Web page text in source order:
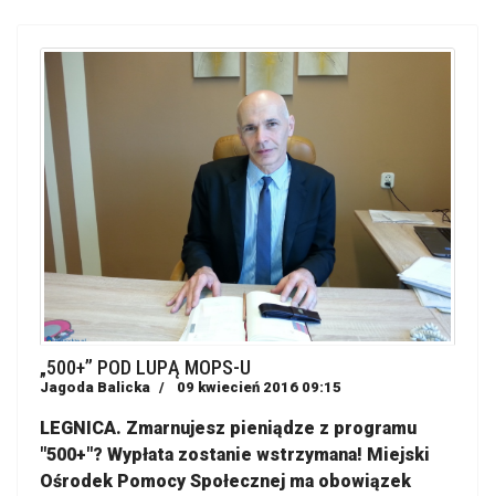
„500+” POD LUPĄ MOPS-U
Jagoda Balicka 09 kwiecień 2016 09:15
LEGNICA. Zmarnujesz pieniądze z programu
"500+"? Wypłata zostanie wstrzymana! Miejski
Ośrodek Pomocy Społecznej ma obowiązek